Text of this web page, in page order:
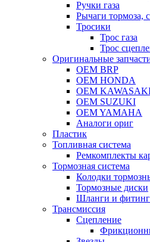
Ручки газа
Рычаги тормоза,
Тросики
Трос газа
Трос
Оригинальные
OEM BRP
OEM HONDA
OEM
OEM SUZUKI
OEM YAMAHA
Аналоги ориг
Пластик
Топливная система
Ремкомплекты
Тормозная система
Колодки
Тормозные диски
Шланги и
Трансмиссия
Cцепление